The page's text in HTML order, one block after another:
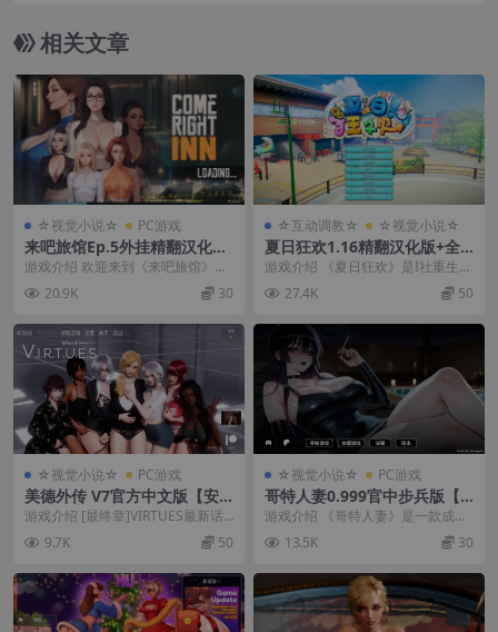
相关文章
☆视觉小说☆ PC游戏
来吧旅馆Ep.5外挂精翻汉化版
【PC+安卓模拟器+亚洲SLG/
精品沙盒+画廊全开】/Come
Right Inn【3.1G】
游戏介绍 欢迎来到《来吧旅馆》，
这是一款亚洲风情十足的策略SLG
游戏。 你将作为...
20.9K 30
☆互动调教☆ ☆视觉小说☆
夏日狂欢1.16精翻汉化版+全D
LC【PC+I社神级SLG/必玩/超
大后宫+修改器】/サマバケ！
すくらんぶる【26G】
游戏介绍 《夏日狂欢》是I社重生后
发布的第二部作品，是一款主打
【DIY大后宫】的...
27.4K 50
☆视觉小说☆ PC游戏
美德外传 V7官方中文版【安
卓+PC+国风SLG/中文/动
态】/V.I.R.T.U.E.S【新作/520
M】
游戏介绍 [最终章]VIRTUES最新话
震撼上线！ 史上最长篇幅！良心制
作回！ ...
9.7K 50
☆视觉小说☆ PC游戏
哥特人妻0.999官中步兵版【P
C+安卓模拟器+日系精品SLG/
沙盒/人妻】/Goth Mommy
Hikari【1G】
游戏介绍 《哥特人妻》是一款成人
视觉小说，在游戏中，你将扮演一
名学生，在一栋大房...
13.5K 30